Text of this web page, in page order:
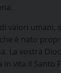
valori
è nato
La vostra
vita il